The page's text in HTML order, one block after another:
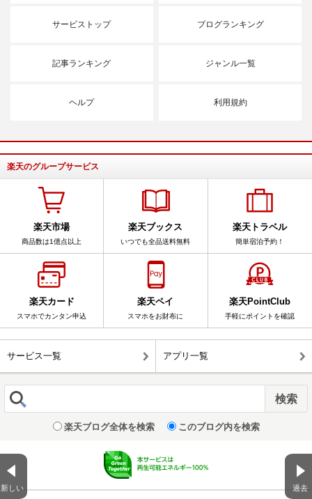
新しい 過去
サービストップ ブログランキング
記事ランキング ジャンル一覧
ヘルプ 利用規約
楽天のグループサービス
楽天市場
商品数は1億点以上
楽天ブックス
いつでも全品送料無料
楽天トラベル
簡単宿泊予約！
楽天カード
スマホでカンタン申込
楽天ペイ
スマホをお財布に
楽天PointClub
手軽にポイントを確認
サービス一覧 アプリ一覧
楽天ブログ全体を検索 このブログ内を検索